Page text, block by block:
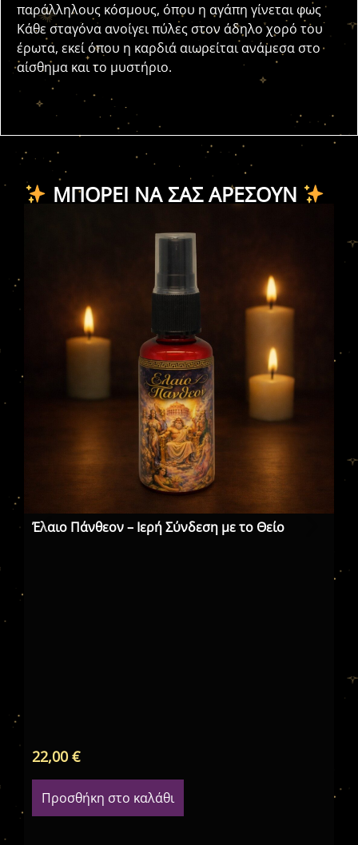
παράλληλους κόσμους, όπου η αγάπη γίνεται φως
Κάθε σταγόνα ανοίγει πύλες στον άδηλο χορό του
έρωτα, εκεί όπου η καρδιά αιωρείται ανάμεσα στο
αίσθημα και το μυστήριο.
ΜΠΟΡΕΊ ΝΑ ΣΑΣ ΑΡΈΣΟΥΝ
Έλαιο Πάνθεον – Ιερή Σύνδεση με το Θείο
22,00€
Προσθήκη στο καλάθι